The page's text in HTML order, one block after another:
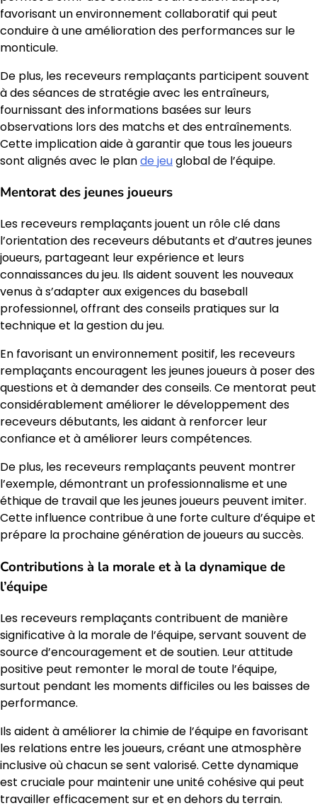
favorisant un environnement collaboratif qui peut
conduire à une amélioration des performances sur le
monticule.
De plus, les receveurs remplaçants participent souvent
à des séances de stratégie avec les entraîneurs,
fournissant des informations basées sur leurs
observations lors des matchs et des entraînements.
Cette implication aide à garantir que tous les joueurs
sont alignés avec le plande jeuglobal de l’équipe.
Mentorat des jeunes joueurs
Les receveurs remplaçants jouent un rôle clé dans
l’orientation des receveurs débutants et d’autres jeunes
joueurs, partageant leur expérience et leurs
connaissances du jeu. Ils aident souvent les nouveaux
venus à s’adapter aux exigences du baseball
professionnel, offrant des conseils pratiques sur la
technique et la gestion du jeu.
En favorisant un environnement positif, les receveurs
remplaçants encouragent les jeunes joueurs à poser des
questions et à demander des conseils. Ce mentorat peut
considérablement améliorer le développement des
receveurs débutants, les aidant à renforcer leur
confiance et à améliorer leurs compétences.
De plus, les receveurs remplaçants peuvent montrer
l’exemple, démontrant un professionnalisme et une
éthique de travail que les jeunes joueurs peuvent imiter.
Cette influence contribue à une forte culture d’équipe et
prépare la prochaine génération de joueurs au succès.
Contributions à la morale et à la dynamique de
l’équipe
Les receveurs remplaçants contribuent de manière
significative à la morale de l’équipe, servant souvent de
source d’encouragement et de soutien. Leur attitude
positive peut remonter le moral de toute l’équipe,
surtout pendant les moments difficiles ou les baisses de
performance.
Ils aident à améliorer la chimie de l’équipe en favorisant
les relations entre les joueurs, créant une atmosphère
inclusive où chacun se sent valorisé. Cette dynamique
est cruciale pour maintenir une unité cohésive qui peut
travailler efficacement sur et en dehors du terrain.